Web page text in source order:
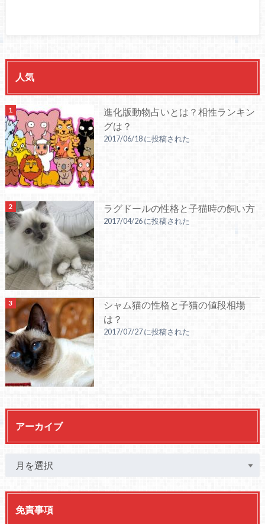
人気
進化版動物占いとは？相性ランキン
グは？
2017/06/18 に投稿された
ラグドールの性格と子猫時の飼い方
2017/04/26 に投稿された
シャム猫の性格と子猫の値段相場
は？
2017/07/27 に投稿された
アーカイブ
免責事項